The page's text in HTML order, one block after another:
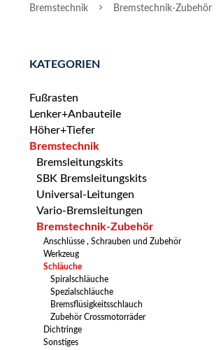
Bremstechnik Bremstechnik-Zubehör
KATEGORIEN
Fußrasten
Lenker+Anbauteile
Höher+Tiefer
Bremstechnik
Bremsleitungskits
SBK Bremsleitungskits
Universal-Leitungen
Vario-Bremsleitungen
Bremstechnik-Zubehör
Anschlüsse , Schrauben und Zubehör
Werkzeug
Schläuche
Spiralschläuche
Spezialschläuche
Bremsflüsigkeitsschlauch
Zubehör Crossmotorräder
Dichtringe
Sonstiges